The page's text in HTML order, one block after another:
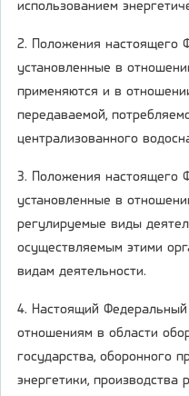
использованием
2. Положения настоящего
установленные в
применяются и в
передаваемой,
централизованного
3. Положения настоящего
установленные в
регулируемые виды
осуществляемым этими
видам деятельности.
4. Настоящий
отношениям в области
государства, оборонного
энергетики,